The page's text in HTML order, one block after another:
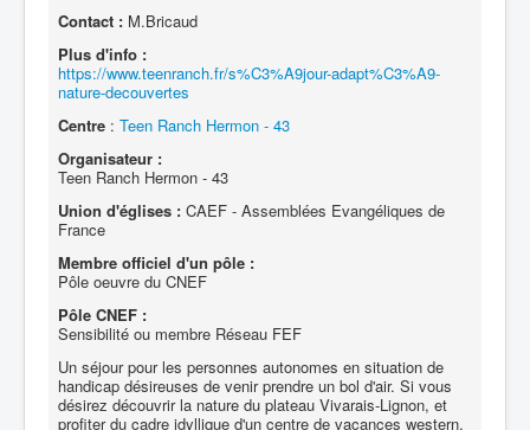
Contact : M.Bricaud
Plus d'info :
https://www.teenranch.fr/s%C3%A9jour-adapt%C3%A9-
nature-decouvertes
Centre : Teen Ranch Hermon - 43
Organisateur :
Teen Ranch Hermon - 43
Union d'églises : CAEF - Assemblées Evangéliques de
France
Membre officiel d'un pôle :
Pôle oeuvre du CNEF
Pôle CNEF :
Sensibilité ou membre Réseau FEF
Un séjour pour les personnes autonomes en situation de
handicap désireuses de venir prendre un bol d'air. Si vous
désirez découvrir la nature du plateau Vivarais-Lignon, et
profiter du cadre idyllique d'un centre de vacances western,